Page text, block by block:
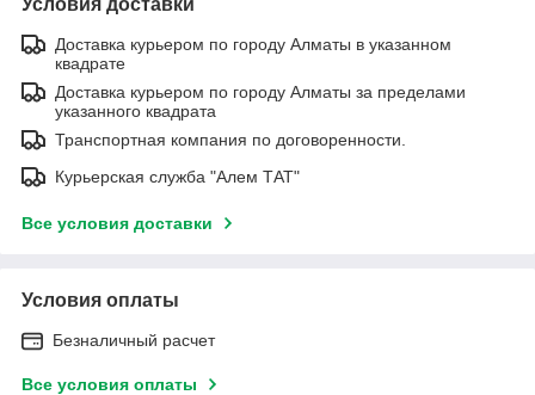
Доставка курьером по городу Алматы в указанном
квадрате
Доставка курьером по городу Алматы за пределами
указанного квадрата
Транспортная компания по договоренности.
Курьерская служба "Алем ТАТ"
Все условия доставки
Условия оплаты
Безналичный расчет
Все условия оплаты